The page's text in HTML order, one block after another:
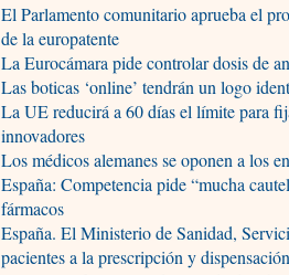
El Parlamento comunitario aprueba el
de la europatente
La Eurocámara pide controlar dosis de
Las boticas ‘online’ tendrán un logo
La UE reducirá a 60 días el límite para
innovadores
Los médicos alemanes se oponen a los
España: Competencia pide “mucha
fármacos
España. El Ministerio de Sanidad,
pacientes a la prescripción y